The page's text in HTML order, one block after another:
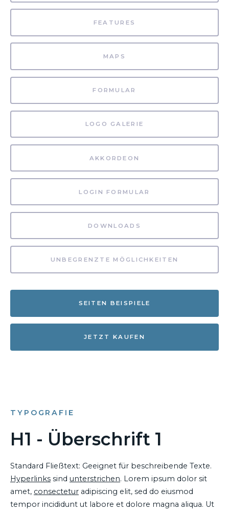
FEATURES
MAPS
FORMULAR
LOGO GALERIE
AKKORDEON
LOGIN FORMULAR
DOWNLOADS
UNBEGRENZTE MÖGLICHKEITEN
SEITEN BEISPIELE
JETZT KAUFEN
TYPOGRAFIE
H1 - Überschrift 1
Standard Fließtext: Geeignet für beschreibende Texte.
Hyperlinks sind unterstrichen. Lorem ipsum dolor sit
amet, consectetur adipiscing elit, sed do eiusmod
tempor incididunt ut labore et dolore magna aliqua. Ut